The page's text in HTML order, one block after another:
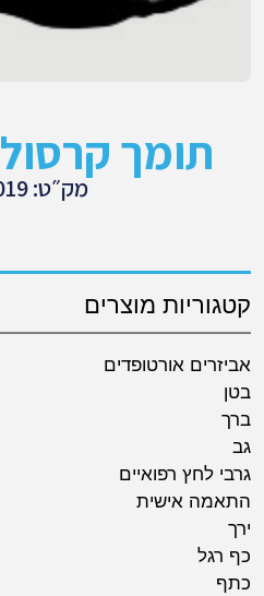
קטגוריות מוצרים
אביזרים אורטופדים
בטן
ברך
גב
גרבי לחץ רפואיים
התאמה אישית
ירך
כף רגל
כתף
תומך קרסול AIRCAST
מק״ט: APA019